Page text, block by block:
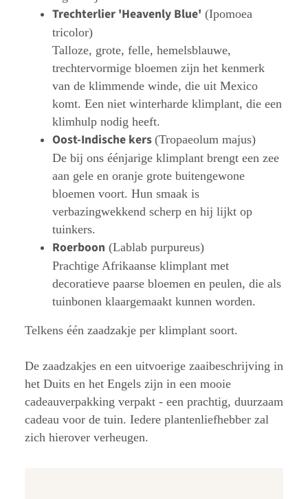
Trechterlier 'Heavenly Blue' (Ipomoea
tricolor)
Talloze, grote, felle, hemelsblauwe,
trechtervormige bloemen zijn het kenmerk
van de klimmende winde, die uit Mexico
komt. Een niet winterharde klimplant, die een
klimhulp nodig heeft.
Oost-Indische kers (Tropaeolum majus)
De bij ons éénjarige klimplant brengt een zee
aan gele en oranje grote buitengewone
bloemen voort. Hun smaak is
verbazingwekkend scherp en hij lijkt op
tuinkers.
Roerboon (Lablab purpureus)
Prachtige Afrikaanse klimplant met
decoratieve paarse bloemen en peulen, die als
tuinbonen klaargemaakt kunnen worden.
Telkens één zaadzakje per klimplant soort.
De zaadzakjes en een uitvoerige zaaibeschrijving in
het Duits en het Engels zijn in een mooie
cadeauverpakking verpakt - een prachtig, duurzaam
cadeau voor de tuin. Iedere plantenliefhebber zal
zich hierover verheugen.